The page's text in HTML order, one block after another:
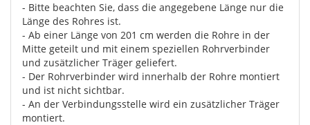
- Bitte beachten Sie, dass die angegebene Länge nur die
Länge des Rohres ist.
- Ab einer Länge von 201 cm werden die Rohre in der
Mitte geteilt und mit einem speziellen Rohrverbinder
und zusätzlicher Träger geliefert.
- Der Rohrverbinder wird innerhalb der Rohre montiert
und ist nicht sichtbar.
- An der Verbindungsstelle wird ein zusätzlicher Träger
montiert.